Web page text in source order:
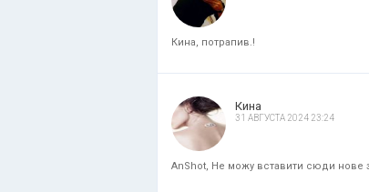
Кина, потрапив.!
Кина
31 АВГУСТА 2024 23:24
AnShot, Не можу вставити сюди нове